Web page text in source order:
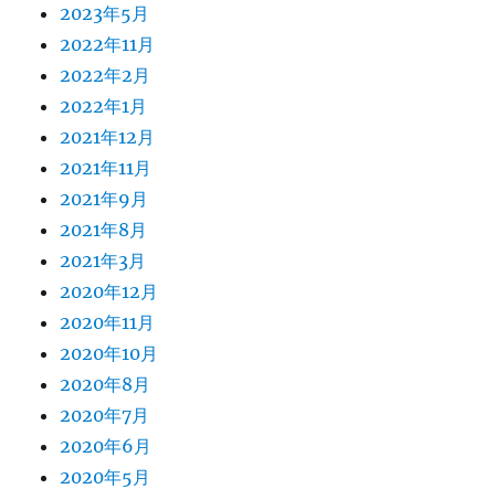
2023年5月
2022年11月
2022年2月
2022年1月
2021年12月
2021年11月
2021年9月
2021年8月
2021年3月
2020年12月
2020年11月
2020年10月
2020年8月
2020年7月
2020年6月
2020年5月